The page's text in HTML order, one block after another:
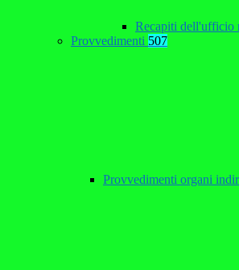
Recapiti dell'ufficio
Provvedimenti 507
Provvedimenti organi